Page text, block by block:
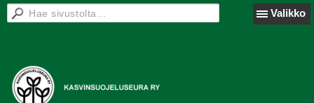
Valikko